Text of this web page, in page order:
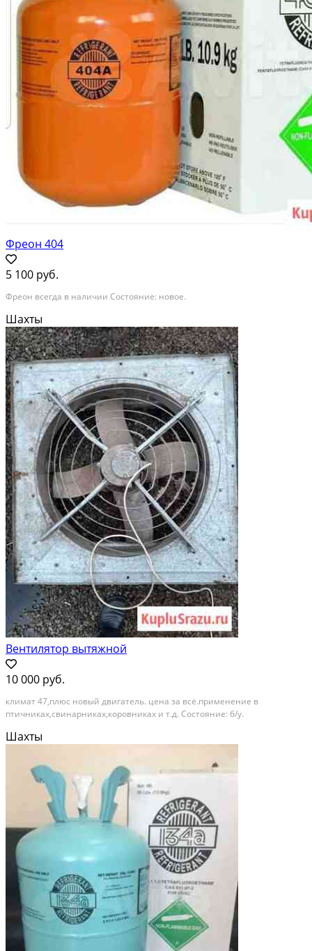
Фреон 404
5 100 руб.
Фреон всегда в наличии Состояние: новое.
Шахты
Вентилятор вытяжной
10 000 руб.
климат 47,плюс новый двигатель. цена за всё.применение в
птичниках,свинарниках,коровниках и т.д. Состояние: б/у.
Шахты